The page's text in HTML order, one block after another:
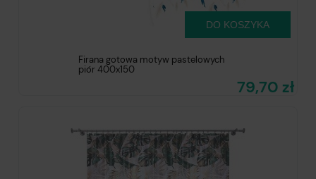
Firana gotowa motyw pastelowych
piór 400x150
79,70 zł
DO KOSZYKA